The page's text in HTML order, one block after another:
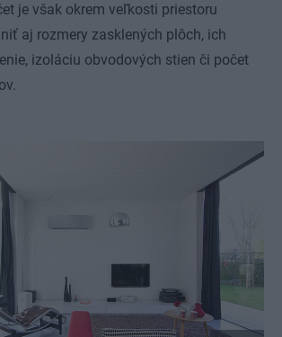
je však okrem veľkosti priestoru
aj rozmery zasklených plôch, ich
izoláciu obvodových stien či počet